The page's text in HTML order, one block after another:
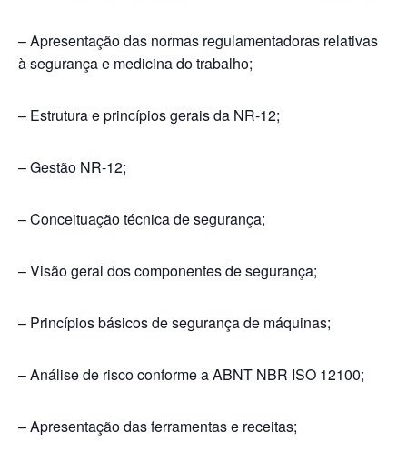
– Apresentação das normas regulamentadoras relativas
à segurança e medicina do trabalho;
– Estrutura e princípios gerais da NR-12;
– Gestão NR-12;
– Conceituação técnica de segurança;
– Visão geral dos componentes de segurança;
– Princípios básicos de segurança de máquinas;
– Análise de risco conforme a ABNT NBR ISO 12100;
– Apresentação das ferramentas e receitas;